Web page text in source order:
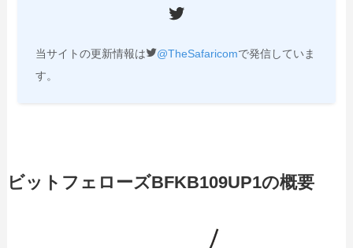
Twitter
当サイトの更新情報は @TheSafaricomで発信していま
す。
ビットフェローズBFKB109UP1の概要